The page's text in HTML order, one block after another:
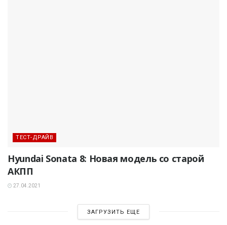
ТЕСТ-ДРАЙВ
Hyundai Sonata 8: Новая модель со старой
АКПП
27.04.2021
ЗАГРУЗИТЬ ЕЩЕ